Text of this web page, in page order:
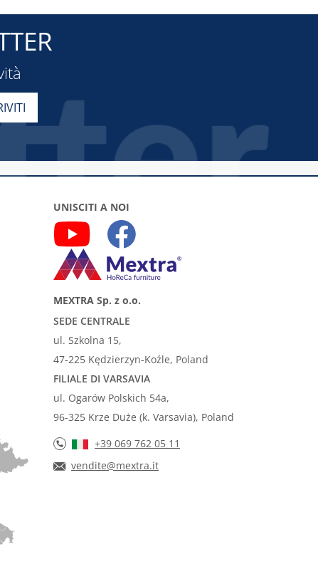
UNISCITI A NOI
MEXTRA Sp. z o.o.
SEDE CENTRALE
ul. Szkolna 15,
47-225 Kędzierzyn-Koźle, Poland
FILIALE DI VARSAVIA
ul. Ogarów Polskich 54a,
96-325 Krze Duże (k. Varsavia), Poland
+39 069 762 05 11
vendite@mextra.it